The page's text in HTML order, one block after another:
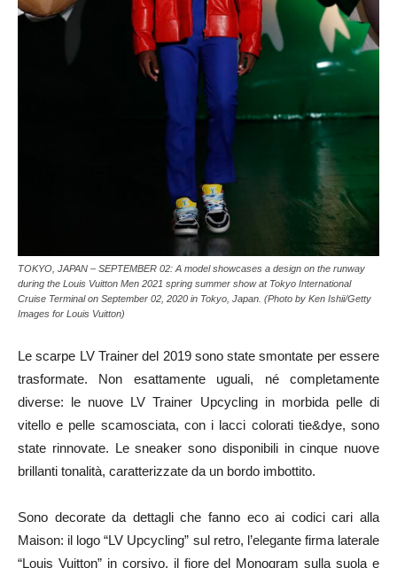
TOKYO, JAPAN – SEPTEMBER 02: A model showcases a design on the runway
during the Louis Vuitton Men 2021 spring summer show at Tokyo International
Cruise Terminal on September 02, 2020 in Tokyo, Japan. (Photo by Ken Ishii/Getty
Images for Louis Vuitton)
Le scarpe LV Trainer del 2019 sono state smontate per essere
trasformate. Non esattamente uguali, né completamente
diverse: le nuove LV Trainer Upcycling in morbida pelle di
vitello e pelle scamosciata, con i lacci colorati tie&dye, sono
state rinnovate. Le sneaker sono disponibili in cinque nuove
brillanti tonalità, caratterizzate da un bordo imbottito.
Sono decorate da dettagli che fanno eco ai codici cari alla
Maison: il logo “LV Upcycling” sul retro, l’elegante firma laterale
“Louis Vuitton” in corsivo, il fiore del Monogram sulla suola e